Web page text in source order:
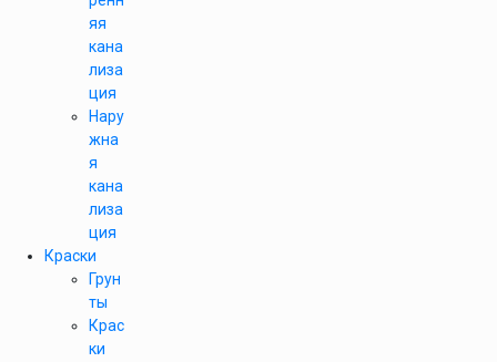
яя
кана
лиза
ция
Нару
жна
я
кана
лиза
ция
Краски
Грун
ты
Крас
ки